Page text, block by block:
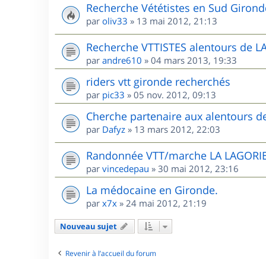
Recherche Vététistes en Sud
par oliv33 » 13 mai 2012, 21:13
Recherche VTTISTES alentours de
par andre610 » 04 mars 2013, 19:33
riders vtt gironde recherchés
par pic33 » 05 nov. 2012, 09:13
Cherche partenaire aux alentours
par Dafyz » 13 mars 2012, 22:03
Randonnée VTT/marche LA
par vincedepau » 30 mai 2012, 23:16
La médocaine en Gironde.
par x7x » 24 mai 2012, 21:19
Nouveau sujet
Revenir à l’accueil du forum